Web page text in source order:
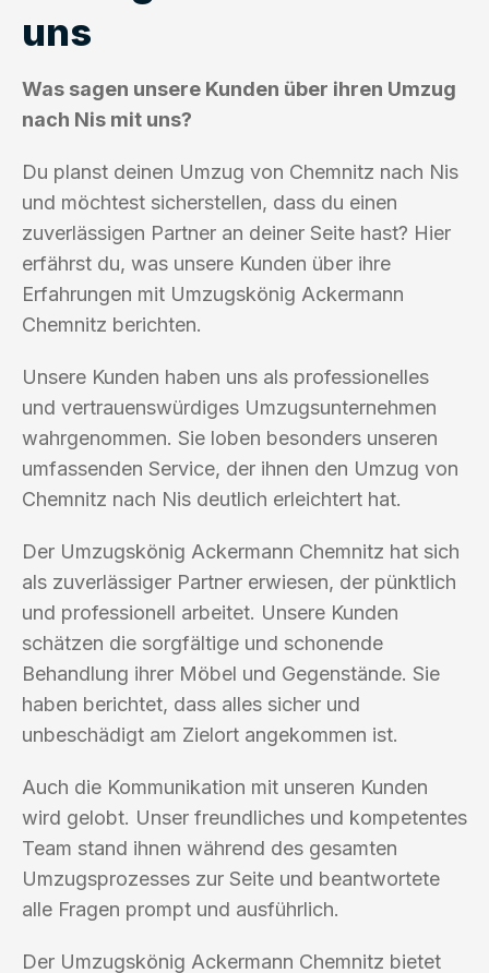
uns
Was sagen unsere Kunden über ihren Umzug
nach Nis mit uns?
Du planst deinen Umzug von Chemnitz nach Nis
und möchtest sicherstellen, dass du einen
zuverlässigen Partner an deiner Seite hast? Hier
erfährst du, was unsere Kunden über ihre
Erfahrungen mit Umzugskönig Ackermann
Chemnitz berichten.
Unsere Kunden haben uns als professionelles
und vertrauenswürdiges Umzugsunternehmen
wahrgenommen. Sie loben besonders unseren
umfassenden Service, der ihnen den Umzug von
Chemnitz nach Nis deutlich erleichtert hat.
Der Umzugskönig Ackermann Chemnitz hat sich
als zuverlässiger Partner erwiesen, der pünktlich
und professionell arbeitet. Unsere Kunden
schätzen die sorgfältige und schonende
Behandlung ihrer Möbel und Gegenstände. Sie
haben berichtet, dass alles sicher und
unbeschädigt am Zielort angekommen ist.
Auch die Kommunikation mit unseren Kunden
wird gelobt. Unser freundliches und kompetentes
Team stand ihnen während des gesamten
Umzugsprozesses zur Seite und beantwortete
alle Fragen prompt und ausführlich.
Der Umzugskönig Ackermann Chemnitz bietet